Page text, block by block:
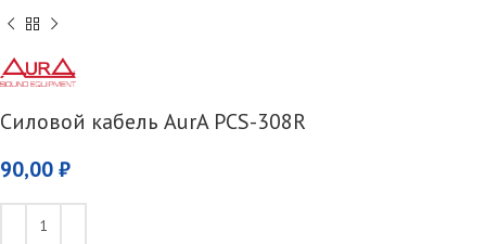
Силовой кабель AurA PCS-308R
90,00 ₽